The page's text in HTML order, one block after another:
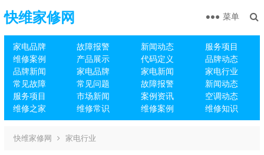
快维家修网
家电品牌 故障报警 新闻动态
服务项目
维修案例
产品展示 代码定义
品牌动态
品牌新闻
家电品牌 家电新闻
家电行业
常见故障
常见问题 故障报警
新闻动态
服务项目
市场新闻 案例资讯
空调动态
维修之家
维修常识 维修案例 维修知识
菜单
快维家修网 家电行业